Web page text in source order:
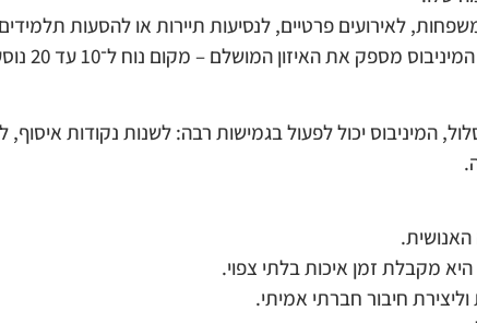
לאירועים פרטיים, לנסיעות תיירות או להסעות
במקום לבחור בין
המיניבוס יכול לפעול בגמישות רבה: לשנות נקודות
מקבלת זמן איכות בלתי צפוי.
חיבור חברתי אמיתי.